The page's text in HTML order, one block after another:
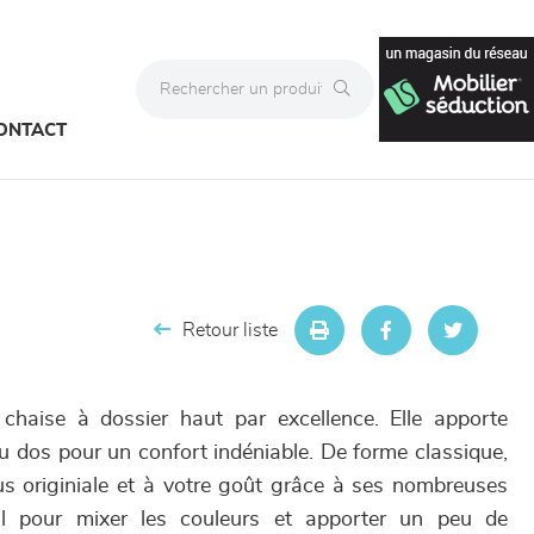
Retour liste
à dossier haut par excellence. Elle apporte
dos pour un confort indéniable. De forme classique,
originiale et à votre goût grâce à ses nombreuses
pour mixer les couleurs et apporter un peu de